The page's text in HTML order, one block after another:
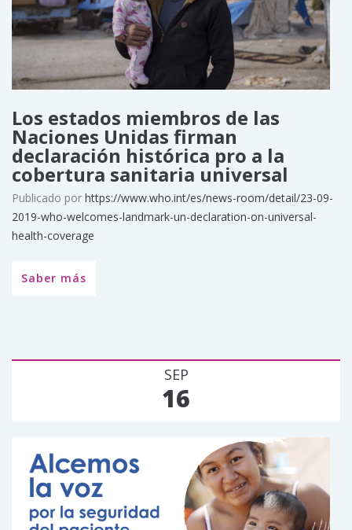
Los estados miembros de las
Naciones Unidas firman
declaración histórica pro a la
cobertura sanitaria universal
Publicado por https://www.who.int/es/news-room/detail/23-09-
2019-who-welcomes-landmark-un-declaration-on-universal-
health-coverage
Saber más
SEP
16